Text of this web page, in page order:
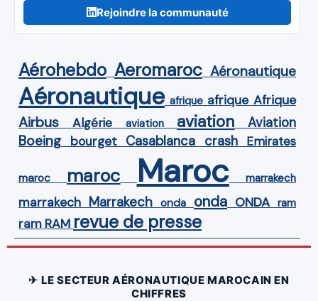
Rejoindre la communauté
Aérohebdo Aeromaroc Aéronautique
Aéronautique afrique afrique Afrique
Airbus Algérie aviation aviation Aviation
Boeing bourget Casablanca crash Emirates
maroc maroc Maroc marrakech
marrakech Marrakech onda onda ONDA ram
ram RAM revue de presse
✈ LE SECTEUR AÉRONAUTIQUE MAROCAIN EN
CHIFFRES